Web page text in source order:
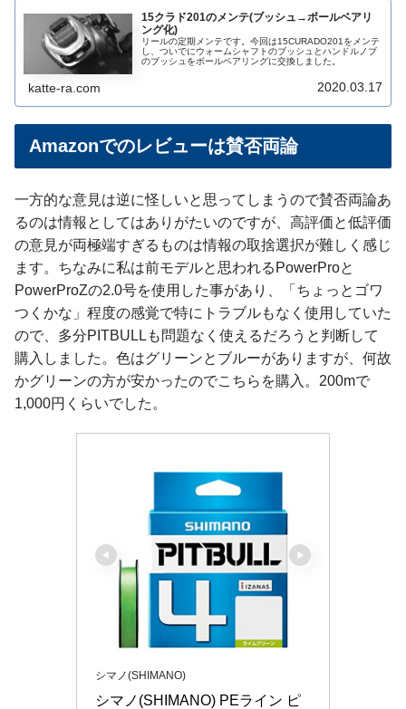
15クラド201のメンテ(ブッシュ→ボールベアリ
ング化)
リールの定期メンテです。今回は15CURADO201をメンテ
し、ついでにウォームシャフトのブッシュとハンドルノブ
のブッシュをボールベアリングに交換しました。
katte-ra.com 2020.03.17
Amazonでのレビューは賛否両論
一方的な意見は逆に怪しいと思ってしまうので賛否両論あ
るのは情報としてはありがたいのですが、高評価と低評価
の意見が両極端すぎるものは情報の取捨選択が難しく感じ
ます。ちなみに私は前モデルと思われるPowerProと
PowerProZの2.0号を使用した事があり、「ちょっとゴワ
つくかな」程度の感覚で特にトラブルもなく使用していた
ので、多分PITBULLも問題なく使えるだろうと判断して
購入しました。色はグリーンとブルーがありますが、何故
かグリーンの方が安かったのでこちらを購入。200mで
1,000円くらいでした。
シマノ(SHIMANO)
シマノ(SHIMANO) PEライン ピ